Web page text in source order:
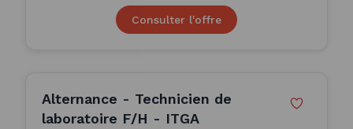
Consulter l'offre
Alternance - Technicien de
laboratoire F/H - ITGA